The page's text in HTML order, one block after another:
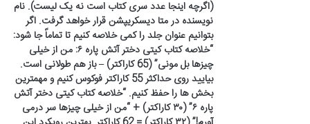
(اگرچه اینجا عدد سری کتاب است نه یک لیست). نام
نویسنده در متا دیسکریپشن قرار خواهد گرفت. اگر
بتوانیم عنوان جلد را کمی خلاصه کنیم تا تماماً جا شود:
“خلاصه کتاب کیتی دختر آتش پاره ۶: من از خیلی
چیزها بل مونی” (65 کاراکتر) – باز هم طولانی است.
بیایید روی حداکثر 55 کاراکتر فوکوس کنیم و مهمترین
بخش ها را حفظ کنیم. “خلاصه کتاب کیتی دختر آتش
پاره ۶” (۳۰ کاراکتر) + “من از خیلی چیزها سر درمی